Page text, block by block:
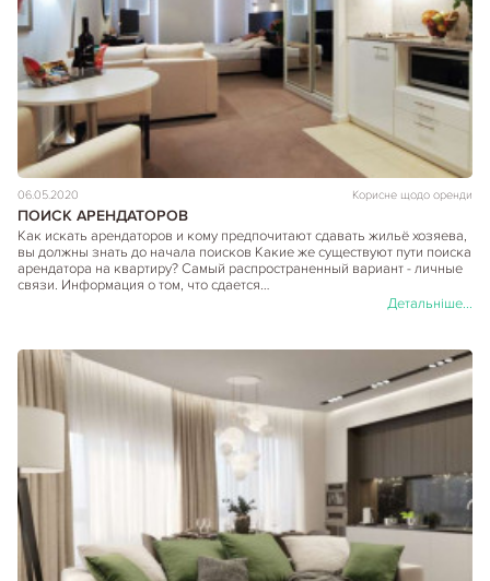
06.05.2020 Корисне щодо оренди
ПОИСК АРЕНДАТОРОВ
Как искать арендаторов и кому предпочитают сдавать жильё хозяева,
вы должны знать до начала поисков Какие же существуют пути поиска
арендатора на квартиру? Самый распространенный вариант - личные
связи. Информация о том, что сдается…
Детальніше...